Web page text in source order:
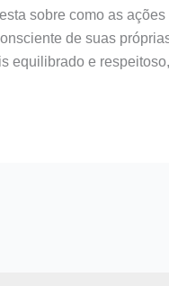
sobre como as
de suas
equilibrado e